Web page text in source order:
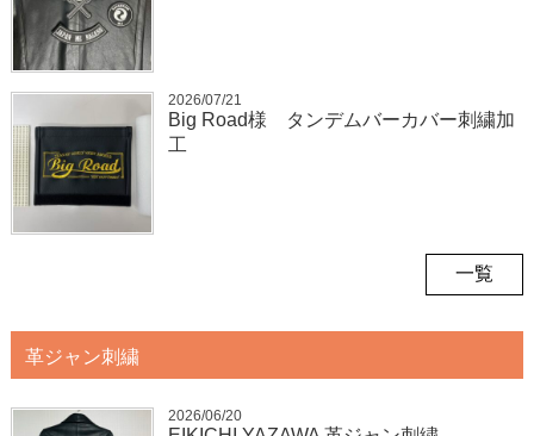
2026/07/21
Big Road様 タンデムバーカバー刺繍加
工
一覧
革ジャン刺繍
2026/06/20